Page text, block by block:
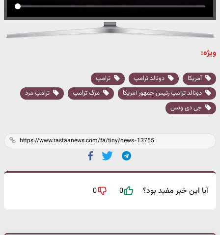
ویژه:
آمریکا دونالد ترامپ
ترامپ
دونالد ترامپ رئیس جمهور آمریکا
مرگ ترامپ
ترامپ مرد
جی دی ونس
آیا این خبر مفید بود؟ 0
0